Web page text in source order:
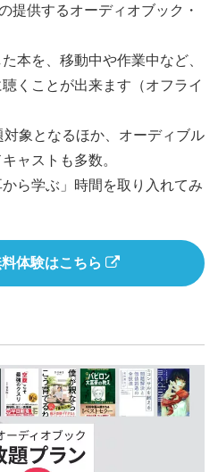
提供するオーディオブック・
本を、移動中や作業中など、
くことが出来ます（オフライ
象となるほか、オーディブル
ャストも多数。
ら学ぶ」時間を取り入れてみ
体験はこちら